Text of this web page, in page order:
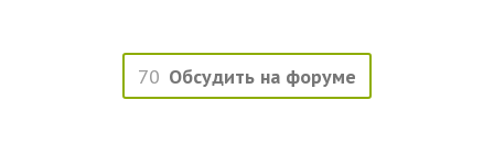
70 Обсудить на форуме